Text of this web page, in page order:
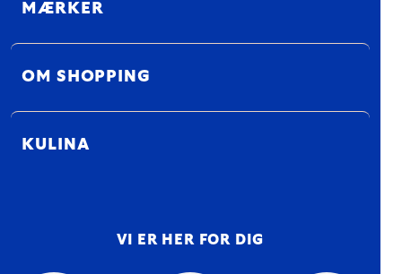
MÆRKER
OM SHOPPING
KULINA
VI ER HER FOR DIG